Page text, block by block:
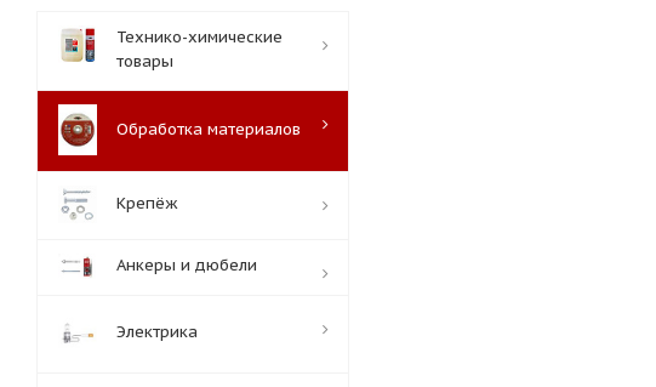
Технико-химические
товары
Обработка материалов
Крепёж
Анкеры и дюбели
Электрика